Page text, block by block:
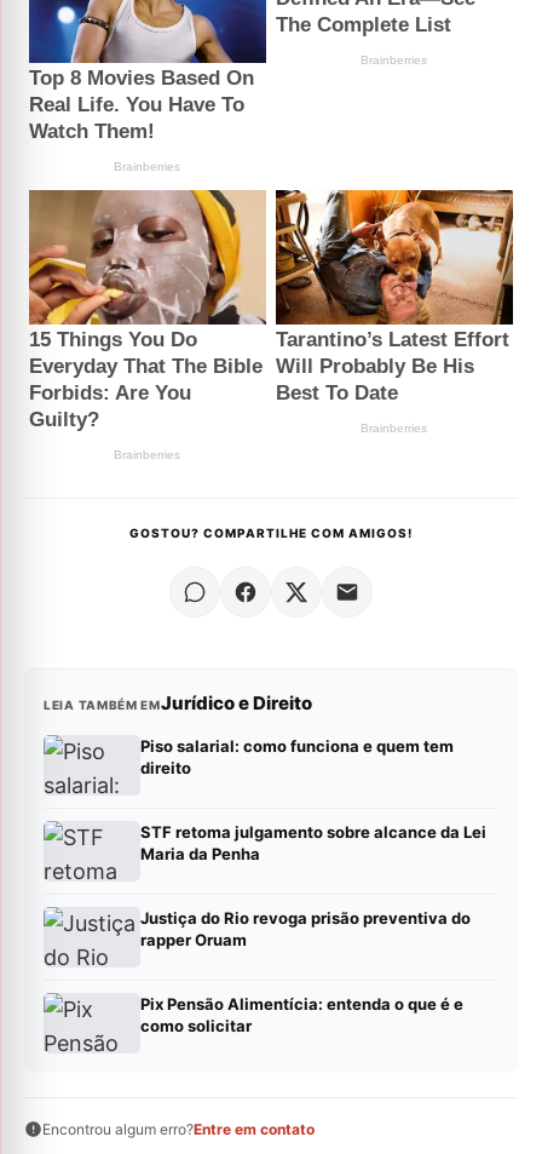
GOSTOU? COMPARTILHE COM AMIGOS!
LEIA TAMBÉM EMJurídico e Direito
Piso salarial: como funciona e quem tem
direito
STF retoma julgamento sobre alcance da Lei
Maria da Penha
Justiça do Rio revoga prisão preventiva do
rapper Oruam
Pix Pensão Alimentícia: entenda o que é e
como solicitar
Encontrou algum erro?Entre em contato